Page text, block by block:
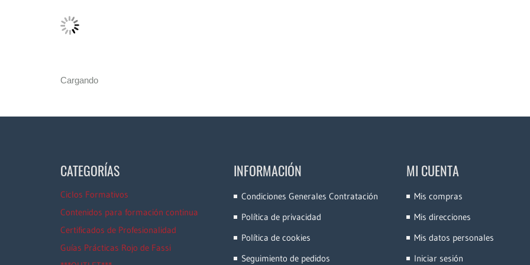
Cargando
CATEGORÍAS
Ciclos Formativos
Contenidos para formación continua
Certificados de Profesionalidad
Guías Prácticas Rojo de Fassi
INFORMACIÓN
Condiciones Generales Contratación
Política de privacidad
Política de cookies
Seguimiento de pedidos
MI CUENTA
Mis compras
Mis direcciones
Mis datos personales
Iniciar sesión